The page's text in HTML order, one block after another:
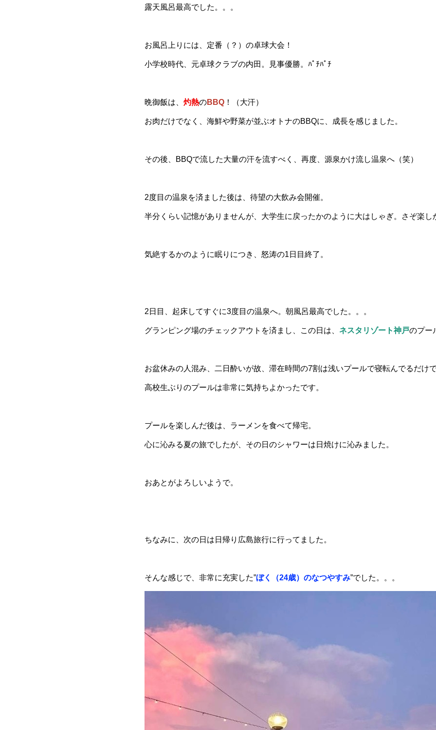
露天風呂最高でした。。。
お風呂上りには、定番（？）の卓球大会！
小学校時代、元卓球クラブの内田。見事優勝。ﾊﾟﾁﾊﾟﾁ
晩御飯は、 灼熱のBBQ ！（大汗）
お肉だけでなく、海鮮や野菜が並ぶオトナのBBQに、成長を感じました。
その後、BBQで流した大量の汗を流すべく、再度、源泉かけ流し温泉へ（笑）
2度目の温泉を済ました後は、待望の大飲み会開催。
半分くらい記憶がありませんが、大学生に戻ったかのように大はしゃぎ。さぞ楽し
気絶するかのように眠りにつき、怒涛の1日目終了。
2日目、起床してすぐに3度目の温泉へ。朝風呂最高でした。。。
グランピング場のチェックアウトを済まし、この日 は、 ネスタリゾート神戸のプー
お盆休みの人混み、二日酔いが故、滞在時間の7割は浅いプールで寝転んでるだけ
高校生ぶりのプールは非常に気持ちよかったです。
プールを楽しんだ後は、ラーメンを食べて帰宅。
心に沁みる夏の旅でしたが、その日のシャワーは日焼けに沁みました。
おあとがよろしいようで。
ちなみに、次の日は日帰り広島旅行に行ってました。
そんな感じで、非常に充実した”ぼく（24歳）のなつやすみ”でした。。。